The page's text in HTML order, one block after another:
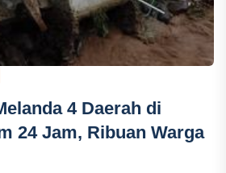
4 Daerah di
24 Jam, Ribuan Warga